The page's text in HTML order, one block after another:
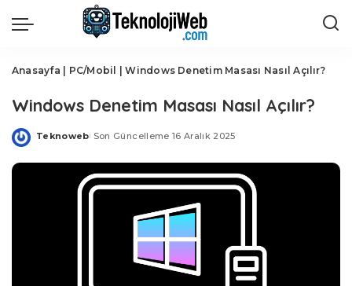
Anasayfa PC/Mobil |Windows Denetim Masası Nasıl Açılır?
Windows Denetim Masası Nasıl Açılır?
Posted
Teknoweb Son Güncelleme 16 Aralık 2025